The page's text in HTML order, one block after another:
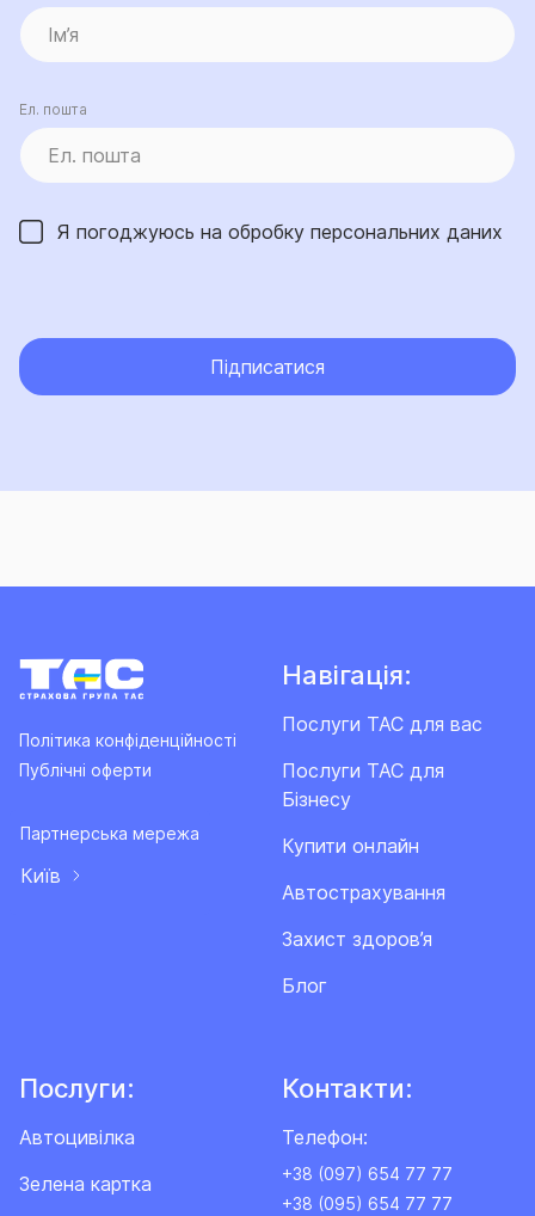
Ел. пошта
Я погоджуюсь на обробку персональних даних
Підписатися
Політика конфіденційності
Публічні оферти
Партнерська мережа
Київ
Навігація:
Послуги ТАС для вас
Послуги ТАС для
Бізнесу
Купити онлайн
Автострахування
Захист здоров’я
Блог
Послуги:
Автоцивілка
Зелена картка
Контакти:
Телефон:
+38 (097) 654 77 77
+38 (095) 654 77 77